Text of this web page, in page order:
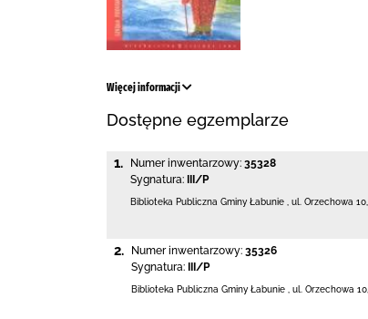
Więcej informacji
Dostępne egzemplarze
1. Numer inwentarzowy: 35328
Sygnatura:
III/P
Biblioteka Publiczna Gminy Łabunie ul. Orzechowa 10
2. Numer inwentarzowy: 35326
Sygnatura: III/P
Biblioteka Publiczna Gminy Łabunie ul. Orzechowa 10